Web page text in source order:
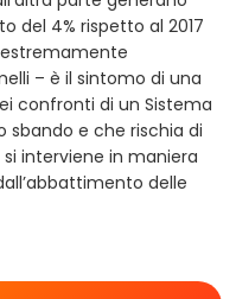
del 4% rispetto al 2017
– è il sintomo di una
confronti di un Sistema
sbando e che rischia di
interviene in maniera
delle